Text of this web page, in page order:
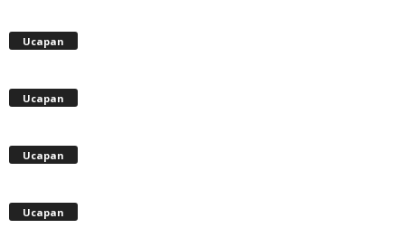
Ucapan
Ucapan
Ucapan
Ucapan